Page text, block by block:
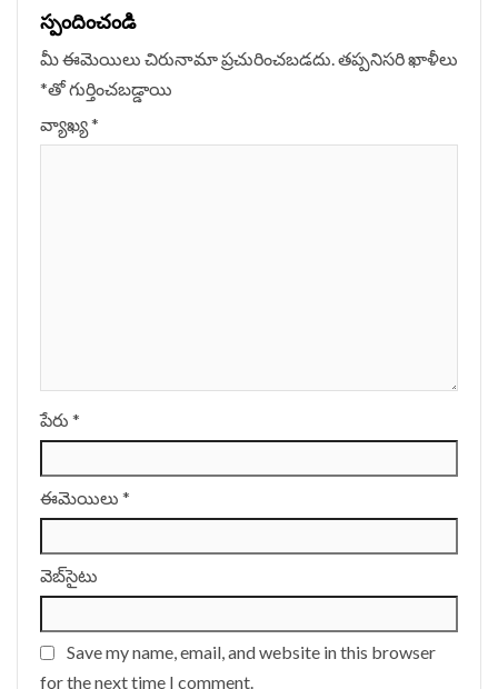
స్పందించండి
మీ ఈమెయిలు చిరునామా ప్రచురించబడదు.తప్పనిసరి ఖాళీలు
*‌తో గుర్తించబడ్డాయి
వ్యాఖ్య*
పేరు *
ఈమెయిలు *
వెబ్‌సైటు
Save my name, email, and website in this browser
for the next time I comment.